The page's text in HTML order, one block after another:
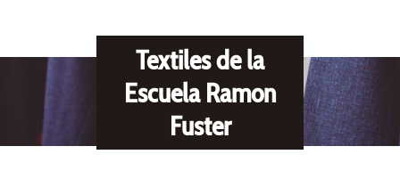
Textiles de la
Escuela Ramon
Fuster